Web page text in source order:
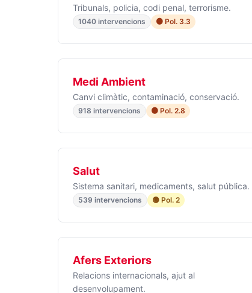
Tribunals, policia, codi penal, terrorisme.
1040 intervencions 🟠 Pol. 3.3
Medi Ambient
Canvi climàtic, contaminació, conservació.
918 intervencions 🟠 Pol. 2.8
Salut
Sistema sanitari, medicaments, salut pública.
539 intervencions 🟡 Pol. 2
Afers Exteriors
Relacions internacionals, ajut al
desenvolupament.